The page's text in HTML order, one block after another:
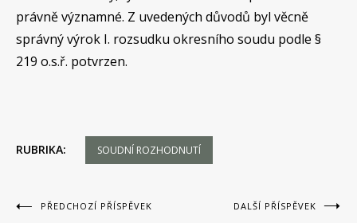
právně významné. Z uvedených důvodů byl věcně
správný výrok I. rozsudku okresního soudu podle §
219 o.s.ř. potvrzen.
RUBRIKA: SOUDNÍ ROZHODNUTÍ
Navigace
PŘEDCHOZÍ PŘÍSPĚVEK DALŠÍ PŘÍSPĚVEK